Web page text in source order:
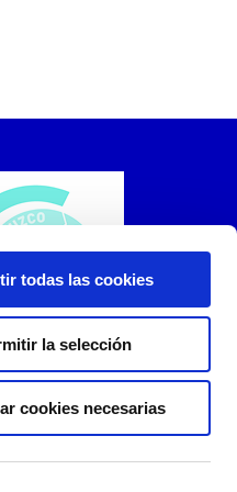
todas las cookies
la selección
cookies necesarias